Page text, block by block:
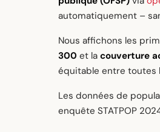
automatiquement –
Nous affichons les
300 et la couverture
équitable entre toutes
Les données de
enquête STATPOP